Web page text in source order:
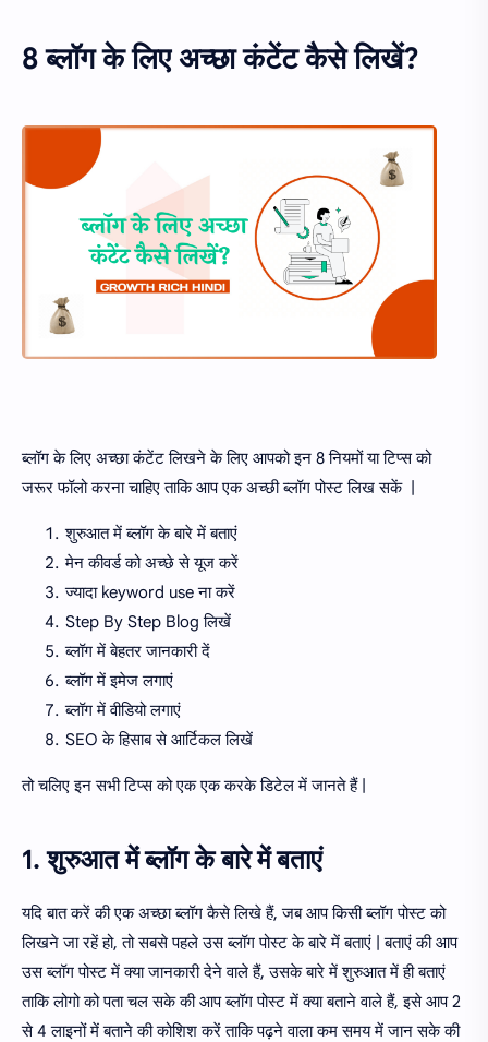
8 ब्लॉग के लिए अच्छा कंटेंट कैसे लिखें?
ब्लॉग के लिए अच्छा कंटेंट लिखने के लिए आपको इन 8 नियमों या टिप्स को
जरूर फॉलो करना चाहिए ताकि आप एक अच्छी ब्लॉग पोस्ट लिख सकें |
शुरुआत में ब्लॉग के बारे में बताएं
मेन कीवर्ड को अच्छे से यूज करें
ज्यादा keyword use ना करें
Step By Step Blog लिखें
ब्लॉग में बेहतर जानकारी दें
ब्लॉग में इमेज लगाएं
ब्लॉग में वीडियो लगाएं
SEO के हिसाब से आर्टिकल लिखें
तो चलिए इन सभी टिप्स को एक एक करके डिटेल में जानते हैं |
1. शुरुआत में ब्लॉग के बारे में बताएं
यदि बात करें की एक अच्छा ब्लॉग कैसे लिखे हैं, जब आप किसी ब्लॉग पोस्ट को
लिखने जा रहें हो, तो सबसे पहले उस ब्लॉग पोस्ट के बारे में बताएं | बताएं की आप
उस ब्लॉग पोस्ट में क्या जानकारी देने वाले हैं, उसके बारे में शुरुआत में ही बताएं
ताकि लोगो को पता चल सके की आप ब्लॉग पोस्ट में क्या बताने वाले हैं, इसे आप 2
से 4 लाइनों में बताने की कोशिश करें ताकि पढ़ने वाला कम समय में जान सके की